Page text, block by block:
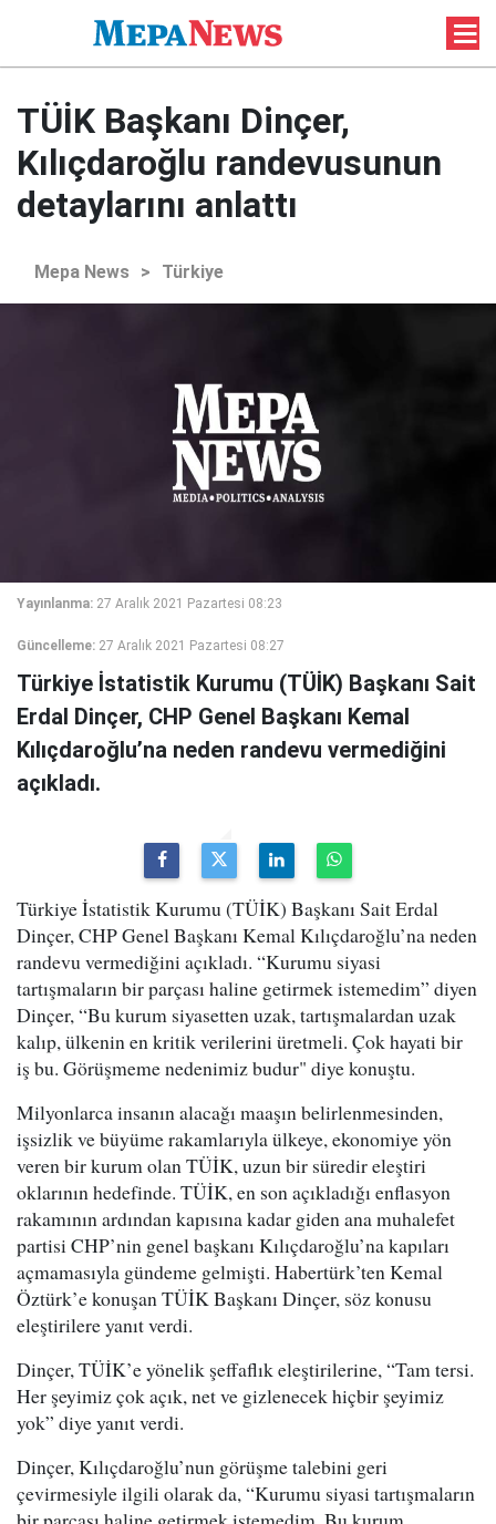
TÜİK Başkanı Dinçer,
Kılıçdaroğlu randevusunun
detaylarını anlattı
Mepa News > Türkiye
Yayınlanma: 27 Aralık 2021 Pazartesi 08:23
Güncelleme: 27 Aralık 2021 Pazartesi 08:27
Türkiye İstatistik Kurumu (TÜİK) Başkanı Sait
Erdal Dinçer, CHP Genel Başkanı Kemal
Kılıçdaroğlu’na neden randevu vermediğini
açıkladı.
Türkiye İstatistik Kurumu (TÜİK) Başkanı Sait Erdal
Dinçer, CHP Genel Başkanı Kemal Kılıçdaroğlu’na neden
randevu vermediğini açıkladı. “Kurumu siyasi
tartışmaların bir parçası haline getirmek istemedim” diyen
Dinçer, “Bu kurum siyasetten uzak, tartışmalardan uzak
kalıp, ülkenin en kritik verilerini üretmeli. Çok hayati bir
iş bu. Görüşmeme nedenimiz budur" diye konuştu.
Milyonlarca insanın alacağı maaşın belirlenmesinden,
işsizlik ve büyüme rakamlarıyla ülkeye, ekonomiye yön
veren bir kurum olan TÜİK, uzun bir süredir eleştiri
oklarının hedefinde. TÜİK, en son açıkladığı enflasyon
rakamının ardından kapısına kadar giden ana muhalefet
partisi CHP’nin genel başkanı Kılıçdaroğlu’na kapıları
açmamasıyla gündeme gelmişti. Habertürk’ten Kemal
Öztürk’e konuşan TÜİK Başkanı Dinçer, söz konusu
eleştirilere yanıt verdi.
Dinçer, TÜİK’e yönelik şeffaflık eleştirilerine, “Tam tersi.
Her şeyimiz çok açık, net ve gizlenecek hiçbir şeyimiz
yok” diye yanıt verdi.
Dinçer, Kılıçdaroğlu’nun görüşme talebini geri
çevirmesiyle ilgili olarak da, “Kurumu siyasi tartışmaların